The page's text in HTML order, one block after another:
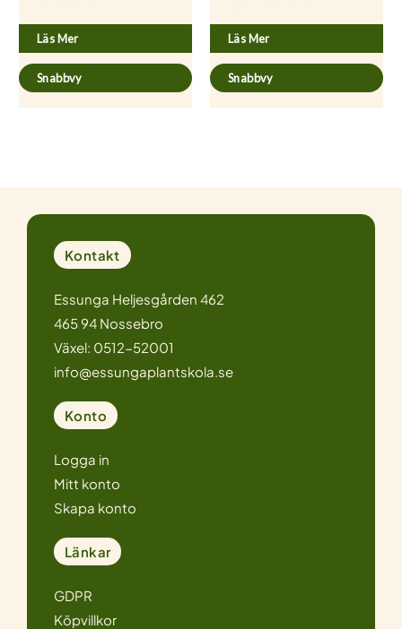
Läs Mer
Snabbvy
Läs Mer
Snabbvy
Kontakt
Essunga Heljesgården 462
465 94 Nossebro
Växel: 0512-52001
info@essungaplantskola.se
Konto
Logga in
Mitt konto
Skapa konto
Länkar
GDPR
Köpvillkor